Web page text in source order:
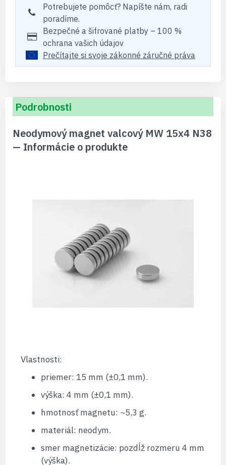
Potrebujete pomôcť? Napíšte nám, radi
poradíme.
Bezpečné a šifrované platby – 100 %
ochrana vašich údajov
Prečítajte si svoje zákonné záručné práva
Podrobnosti
Neodymový magnet valcový MW 15x4 N38
— Informácie o produkte
Vlastnosti:
priemer: 15 mm (±0,1 mm).
výška: 4 mm (±0,1 mm).
hmotnosť magnetu: ~5,3 g.
materiál: neodym.
smer magnetizácie: pozdĺž rozmeru 4 mm
(výška).